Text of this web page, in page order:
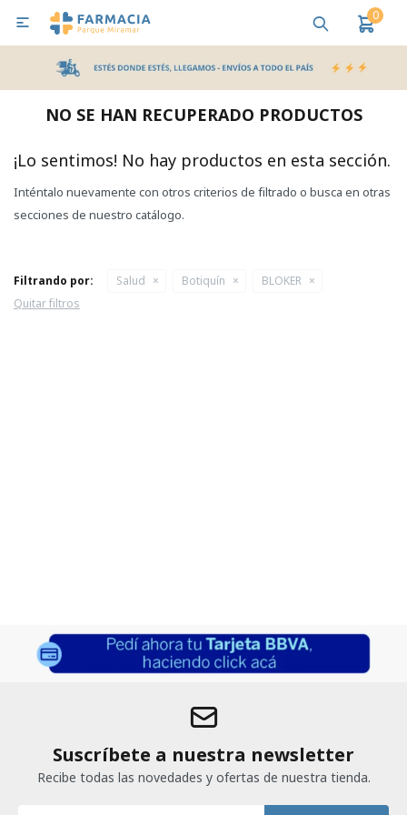
0

NO SE HAN RECUPERADO PRODUCTOS
¡Lo sentimos! No hay productos en esta sección.
Inténtalo nuevamente con otros criterios de filtrado o busca en otras
secciones de nuestro catálogo.
Filtrando por: Salud Botiquín
BLOKER
Quitar filtros
Suscríbete a nuestra newsletter
Recibe todas las novedades y ofertas de nuestra tienda.
MI CUENTA
Bebes y Maternidad Salud
Pañales y Toallitas
Lactancia y Nutrición
Higiene y Bienestar